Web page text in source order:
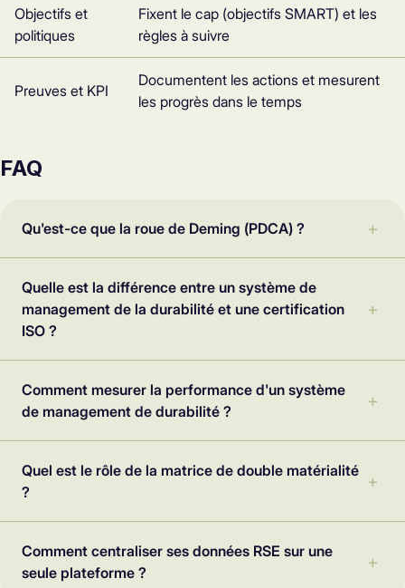
Objectifs et
politiques
Fixent le cap (objectifs SMART) et les
règles à suivre
Preuves et KPI
Documentent les actions et mesurent
les progrès dans le temps
FAQ
Qu'est-ce que la roue de Deming (PDCA) ?
Quelle est la différence entre un système de
management de la durabilité et une certification
ISO ?
Comment mesurer la performance d'un système
de management de durabilité ?
Quel est le rôle de la matrice de double matérialité
?
Comment centraliser ses données RSE sur une
seule plateforme ?